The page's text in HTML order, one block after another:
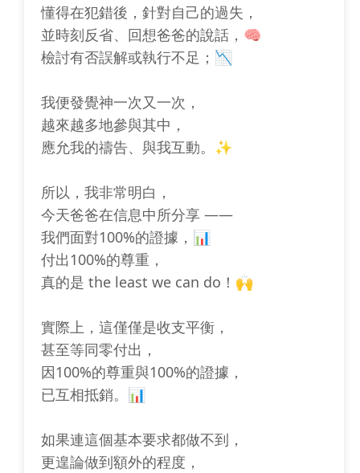
懂得在犯錯後，針對自己的過失，
並時刻反省、回想爸爸的說話，🧠
檢討有否誤解或執行不足；📉
我便發覺神一次又一次，
越來越多地參與其中，
應允我的禱告、與我互動。✨
所以，我非常明白，
今天爸爸在信息中所分享 ——
我們面對100%的證據，📊
付出100%的尊重，
真的是 the least we can do！🙌
實際上，這僅僅是收支平衡，
甚至等同零付出，
因100%的尊重與100%的證據，
已互相抵銷。📊
如果連這個基本要求都做不到，
更遑論做到額外的程度，